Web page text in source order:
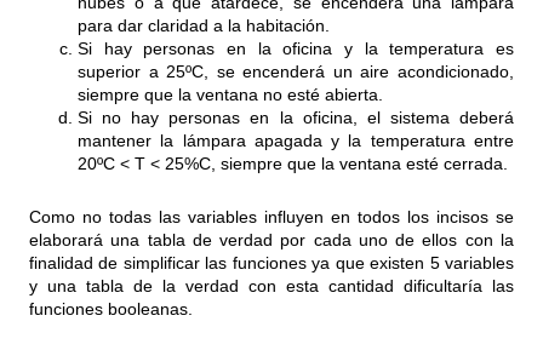
para dar claridad a la habitación.
Si hay personas en la oficina y la temperatura es
superior a 25ºC, se encenderá un aire acondicionado,
siempre que la ventana no esté abierta.
Si no hay personas en la oficina, el sistema deberá
mantener la lámpara apagada y la temperatura entre
20ºC < T < 25%C, siempre que la ventana esté cerrada.
Como no todas las variables influyen en todos los incisos se
elaborará una tabla de verdad por cada uno de ellos con la
finalidad de simplificar las funciones ya que existen 5 variables
y una tabla de la verdad con esta cantidad dificultaría las
funciones booleanas.